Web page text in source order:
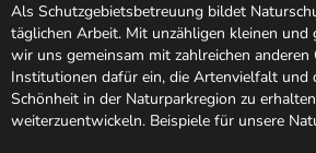
Als Schutzgebietsbetreuung bildet
täglichen Arbeit. Mit unzähligen kleinen und
wir uns gemeinsam mit zahlreichen
Institutionen dafür ein, die Artenvielfalt und
Schönheit in der Naturparkregion zu
weiterzuentwickeln. Beispiele für unsere